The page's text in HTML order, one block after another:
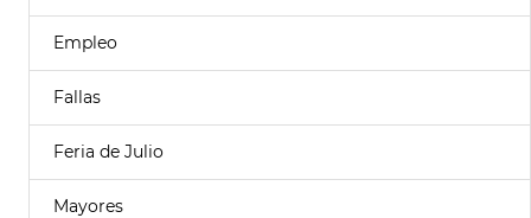
Empleo
Fallas
Feria de Julio
Mayores